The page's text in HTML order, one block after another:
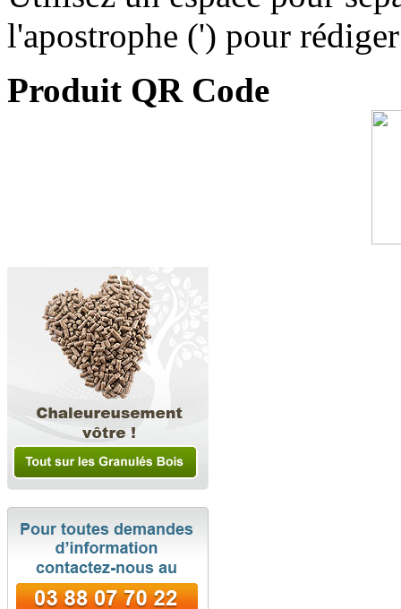
l'apostrophe (') pour
Produit QR Code